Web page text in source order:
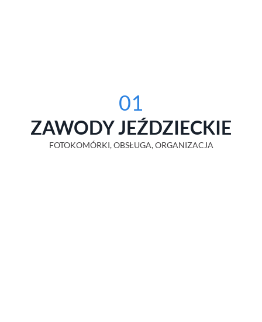
01
ZAWODY JEŹDZIECKIE
FOTOKOMÓRKI, OBSŁUGA, ORGANIZACJA